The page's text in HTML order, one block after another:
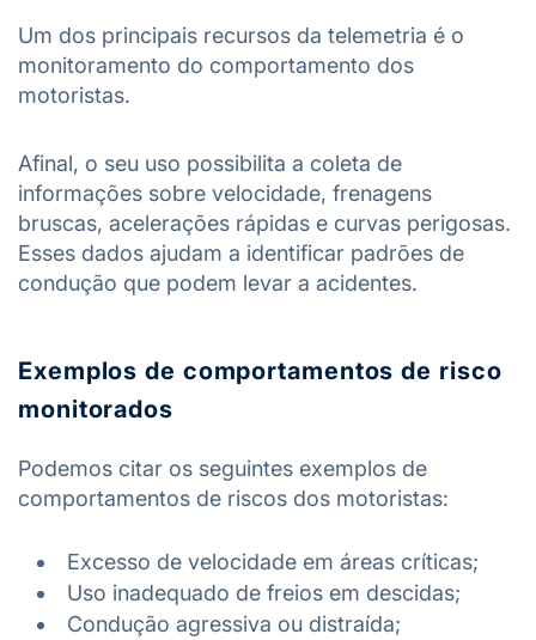
Um dos principais recursos da telemetria é o
monitoramento do comportamento dos
motoristas.
Afinal, o seu uso possibilita a coleta de
informações sobre velocidade, frenagens
bruscas, acelerações rápidas e curvas perigosas.
Esses dados ajudam a identificar padrões de
condução que podem levar a acidentes.
Exemplos de comportamentos de risco
monitorados
Podemos citar os seguintes exemplos de
comportamentos de riscos dos motoristas:
Excesso de velocidade em áreas críticas;
Uso inadequado de freios em descidas;
Condução agressiva ou distraída;